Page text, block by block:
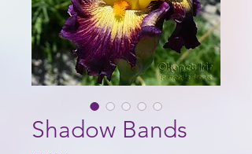
Shadow Bands